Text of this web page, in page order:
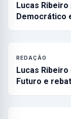
Lucas
Democrático
REDAÇÃO
Lucas
Futuro e